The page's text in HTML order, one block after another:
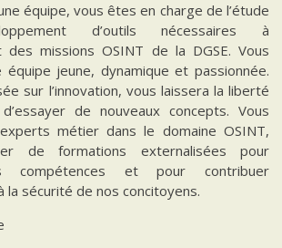
équipe, vous êtes en charge de l’étude
d’outils nécessaires à
des missions OSINT de la DGSE. Vous
jeune, dynamique et passionnée.
sur l’innovation, vous laissera la liberté
de nouveaux concepts. Vous
métier dans le domaine OSINT,
de formations externalisées pour
compétences et pour contribuer
la sécurité de nos concitoyens.